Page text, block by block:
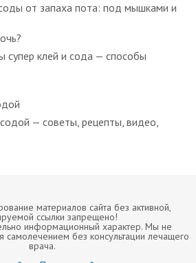
от запаха пота: под мышками и
супер клей и сода — способы
— советы, рецепты, видео,
материалов сайта без активной,
ссылки запрещено!
информационный характер. Мы не
самолечением без консультации лечащего
врача.